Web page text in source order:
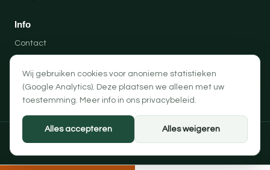
Info
Contact
Privacybeleid
Algemene voorwaarden
Wij gebruiken cookies voor anonieme statistieken
(Google Analytics). Deze plaatsen we alleen met uw
toestemming. Meer info in ons privacybeleid .
Alles accepteren Alles weigeren